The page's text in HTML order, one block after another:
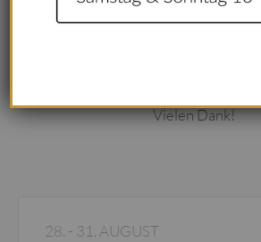
Vielen Dank!
28. - 31. AUGUST